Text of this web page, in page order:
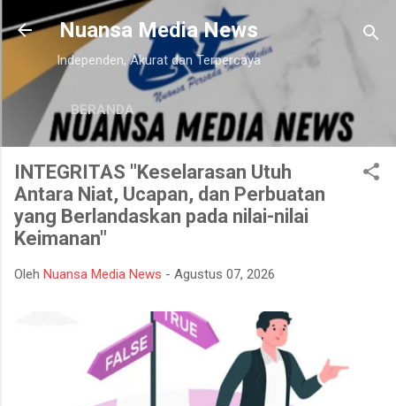
Langsung ke konten utama
Nuansa Media News
Independen, Akurat dan Terpercaya
BERANDA
INTEGRITAS "Keselarasan Utuh
Antara Niat, Ucapan, dan Perbuatan
yang Berlandaskan pada nilai-nilai
Keimanan"
Oleh Nuansa Media News - Agustus 07, 2026